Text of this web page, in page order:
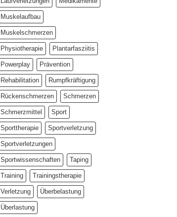
Muskelaufbau
Muskelschmerzen
Physiotherapie Plantarfasziitis
Powerplay Prävention
Rehabilitation Rumpfkräftigung
Rückenschmerzen Schmerzen
Schmerzmittel Sport
Sporttherapie Sportverletzung
Sportverletzungen
Sportwissenschaften Taping
Training Trainingstherapie
Verletzung Überbelastung
Überlastung